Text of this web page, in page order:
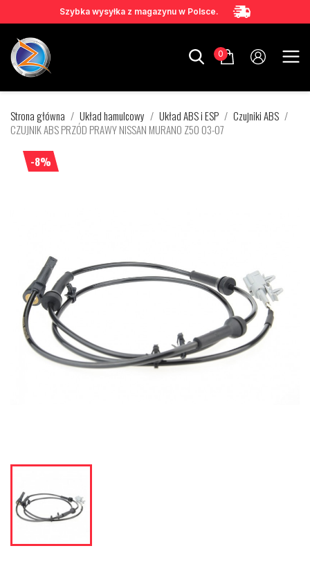
Szybka wysyłka z magazynu w Polsce.
0
Strona główna Układ hamulcowy Układ ABS i ESP
Czujniki ABS
CZUJNIK ABS PRZÓD PRAWY NISSAN MURANO Z50 03-07
-8%